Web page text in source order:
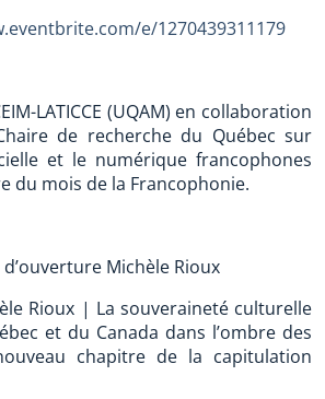
e/1270439311179
LATICCE (UQAM) en collaboration
de recherche du Québec sur
et le numérique francophones
du mois de la Francophonie.
Michèle Rioux
Rioux | La souveraineté culturelle
et du Canada dans l’ombre des
chapitre de la capitulation